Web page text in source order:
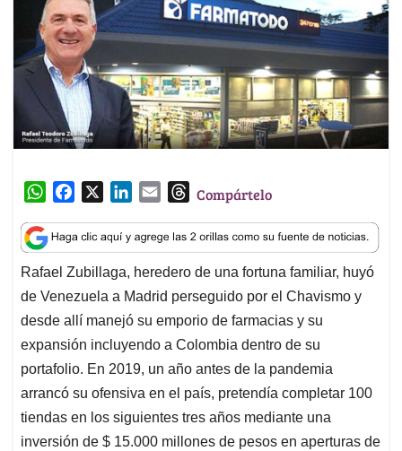
W
a
t
s
A
p
p
c
e
b
o
o
k
n
k
e
d
I
n
a
i
l
T
r
e
a
d
s
Compártelo
Rafael Zubillaga, heredero de una fortuna familiar, huyó
de Venezuela a Madrid perseguido por el Chavismo y
desde allí manejó su emporio de farmacias y su
expansión incluyendo a Colombia dentro de su
portafolio. En 2019, un año antes de la pandemia
arrancó su ofensiva en el país, pretendía completar 100
tiendas en los siguientes tres años mediante una
inversión de $ 15.000 millones de pesos en aperturas de